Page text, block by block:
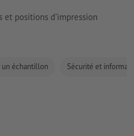
positions d’impression
un échantillon Sécurité et